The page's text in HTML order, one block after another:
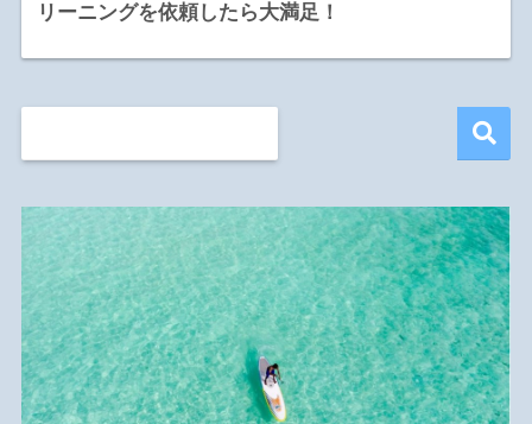
リーニングを依頼したら大満足！